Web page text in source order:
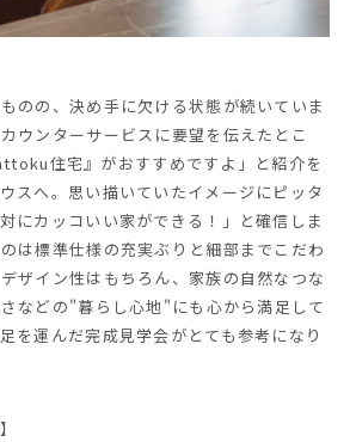
のの、決め手に欠ける状態が続いていま
ウンターサービスに要望を伝えたとこ
住宅』がおすすめですよ」と紹介を
スへ。思い描いていたイメージにピッタ
にカッコいい家ができる！」と確信しま
は標準仕様の充実ぶりと細部までこだわ
ザイン性はもちろん、家族の自然なつな
などの"暮らし心地"にも心から満足して
を運んだ完成見学会がとても参考になり